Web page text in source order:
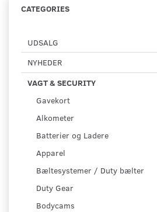
CATEGORIES
UDSALG
NYHEDER
VAGT & SECURITY
Gavekort
Alkometer
Batterier og Ladere
Apparel
Bæltesystemer / Duty bælter
Duty Gear
Bodycams